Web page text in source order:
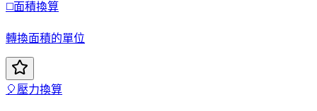
◻️面積換算
轉換面積的單位
🎈 壓力換算